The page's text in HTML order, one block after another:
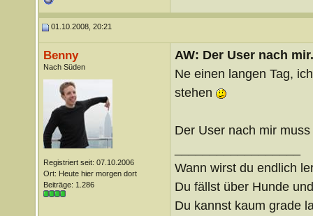
01.10.2008, 20:21
Benny
Nach Süden
Registriert seit: 07.10.2006
Ort: Heute hier morgen dort
Beiträge: 1.286
AW: Der User nach
Ne einen langen Tag,
stehen
Der User nach mir
Wann wirst du endlich
Du fällst über Hunde
Du kannst kaum grade